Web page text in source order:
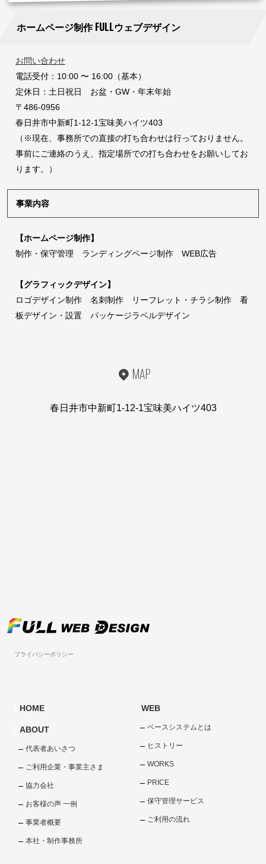
ホームページ制作 FULLウェブデザイン
お問い合わせ
電話受付：10:00 〜 16:00（基本）
定休日：土日祝日 お盆・GW・年末年始
〒486-0956
春日井市中新町1-12-1宝味美ハイツ403
（※現在、事務所での直接の打ち合わせは行っておりません。
事前にご連絡のうえ、指定場所での打ち合わせをお願いしてお
ります。）
事業内容
【ホームページ制作】
制作・保守管理 ランディングページ制作 WEB広告
【グラフィックデザイン】
ロゴデザイン制作 名刺制作 リーフレット・チラシ制作 看
板デザイン・設置 パッケージラベルデザイン
MAP
春日井市中新町1-12-1宝味美ハイツ403
プライバシーポリシー
HOME
ABOUT
代表者あいさつ
ご利用企業・事業主さま
協力会社
お客様の声 一例
事業者概要
本社・制作事務所
WEB
ベースシステムとは
ヒストリー
WORKS
PRICE
保守管理サービス
ご利用の流れ